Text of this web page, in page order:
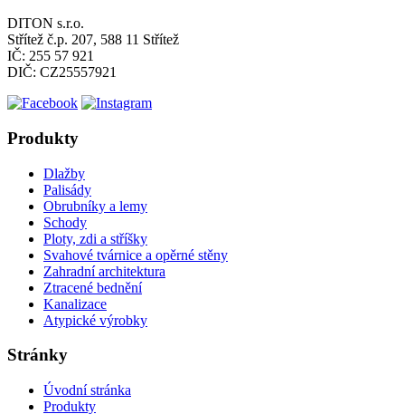
DITON s.r.o.
Střítež č.p. 207, 588 11 Střítež
IČ: 255 57 921
DIČ: CZ25557921
Produkty
Dlažby
Palisády
Obrubníky a lemy
Schody
Ploty, zdi a stříšky
Svahové tvárnice a opěrné stěny
Zahradní architektura
Ztracené bednění
Kanalizace
Atypické výrobky
Stránky
Úvodní stránka
Produkty